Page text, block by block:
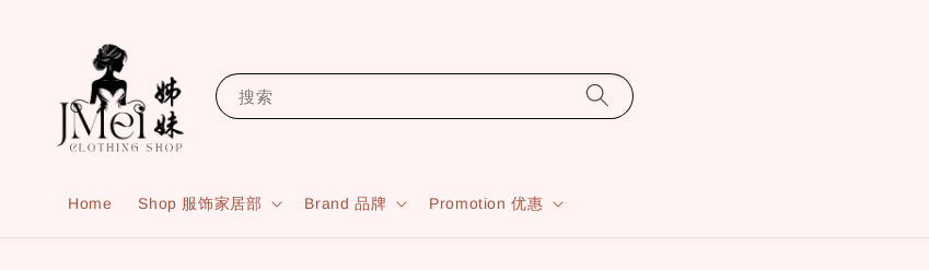
搜索
Home Shop 服饰家居部 Brand 品牌 Promotion 优惠